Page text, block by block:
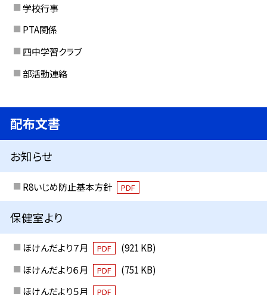
学校行事
PTA関係
四中学習クラブ
部活動連絡
配布文書
お知らせ
R8いじめ防止基本方針 PDF
保健室より
ほけんだより７月 PDF
(921 KB)
ほけんだより６月
PDF
(751 KB)
ほけんだより５月
PDF